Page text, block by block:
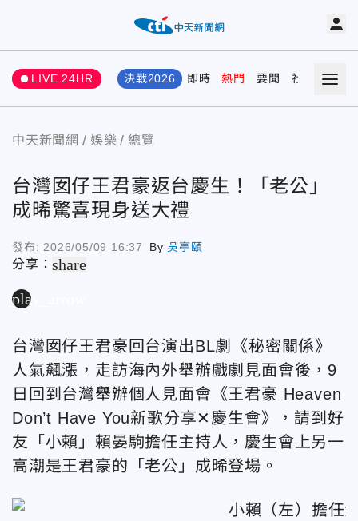
LIVE 24HR 決戰2026 即時 熱門 要聞 社會 娛樂
中天新聞網 娛樂 總覽
台灣囡仔王君豪返台慶生！「老公」
成晞驚喜現身送大禮
發布: 2026/05/09 16:37 By吳亭頤
分享：share
play_arrow
台灣囡仔王君豪回台演出BL劇《秘密關係》
人氣飆漲，走訪海內外舉辦戲劇見面會後，9
日回到台灣舉辦個人見面會《王君豪 Heaven
Don’t Have You新歌分享✕慶生會》，請到好
友「小賴」賴晏駒擔任主持人，慶生會上另一
高潮是王君豪的「老公」成晞登場 。